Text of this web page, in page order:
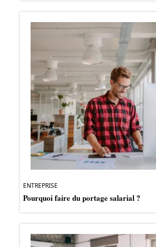
ENTREPRISE
Pourquoi faire du portage salarial ?